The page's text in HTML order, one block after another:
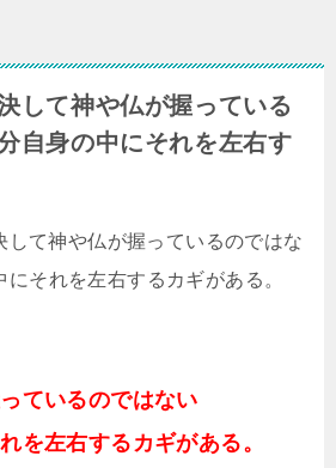
して神や仏が握っている
自身の中にそれを左右す
ているのではない
を左右するカギがある。